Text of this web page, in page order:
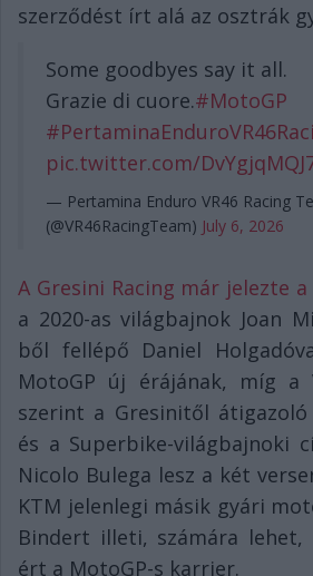
szerződést írt alá az osztrák
Some goodbyes say it all.
Grazie di cuore.#MotoGP
pic.twitter.com/
— Pertamina Enduro VR46 Racing
(@VR46RacingTeam) July 6, 2026
A Gresini Racing már jelezte
a 2020-as világbajnok Joan
ből fellépő Daniel
MotoGP új érájának, míg a
szerint a Gresinitől
és a Superbike-világbajnoki
Nicolo Bulega lesz a két
KTM jelenlegi másik gyári
Bindert illeti, számára lehet,
ért a MotoGP-s karrier.